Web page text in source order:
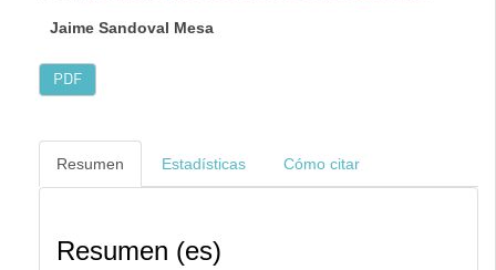
Jaime Sandoval Mesa
PDF
Resumen Estadísticas Cómo citar
Resumen (es)